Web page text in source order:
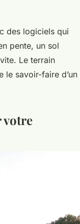
des logiciels qui
pente, un sol
Le terrain
le savoir-faire d’un
votre